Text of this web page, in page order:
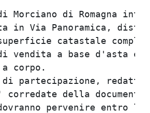
di Morciano di
in Via
superficie catastale
di vendita a base
di partecipazione,
corredate della
pervenire